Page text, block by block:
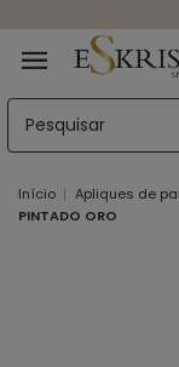
Início Apliques de
PINTADO ORO